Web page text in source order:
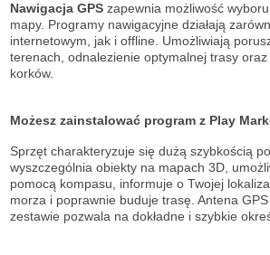
Nawigacja GPS zapewnia możliwość
mapy. Programy nawigacyjne działają
internetowym, jak i offline. Umożliwiają
terenach, odnalezienie optymalnej trasy
korków.
Możesz zainstalować program z Play
Sprzęt charakteryzuje się dużą szybkością
wyszczególnia obiekty na mapach 3D,
pomocą kompasu, informuje o Twojej
morza i poprawnie buduje trasę. Antena
zestawie pozwala na dokładne i szybkie